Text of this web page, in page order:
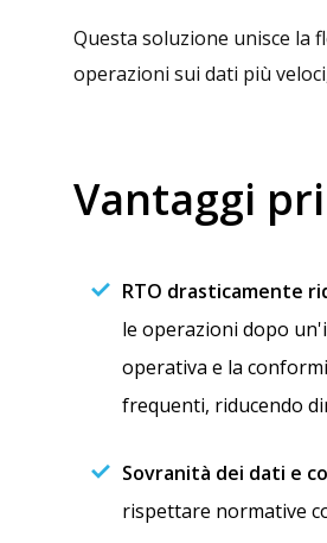
Questa soluzione unisce la
operazioni sui dati più
Vantaggi
RTO drasticamente
le operazioni dopo
operativa e la
frequenti, riducendo
Sovranità dei dati e
rispettare normative